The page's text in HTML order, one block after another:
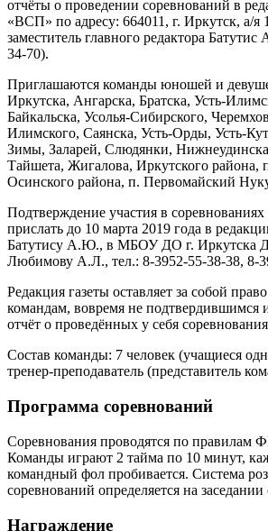
отчёты о проведении соревнований в
«ВСП» по адресу: 664011, г. Иркутск, а/я
заместитель главного редактора
34-70).
Приглашаются команды юношей и
Иркутска, Ангарска, Братска, Усть-
Байкальска, Усолья-Сибирского,
Илимского, Саянска, Усть-Орды, Усть-
Зимы, Заларей, Слюдянки,
Тайшета, Жигалова, Иркутского
Осинского района, п. Первомайский
Подтверждение участия в
прислать до 10 марта 2019 года в
Батутису А.Ю., в МБОУ ДО г.
Любимову А.Л., тел.: 8-3952-55-38-38, 8-
Редакция газеты оставляет за собой
командам, вовремя не подтвердившимся
отчёт о проведённых у себя
Состав команды: 7 человек (учащиеся
тренер-преподаватель (представитель
Программа соревнований
Соревнования проводятся по правилам
Команды играют 2 тайма по 10 минут,
командный фол пробивается. Система
соревнований определяется на
Награждение